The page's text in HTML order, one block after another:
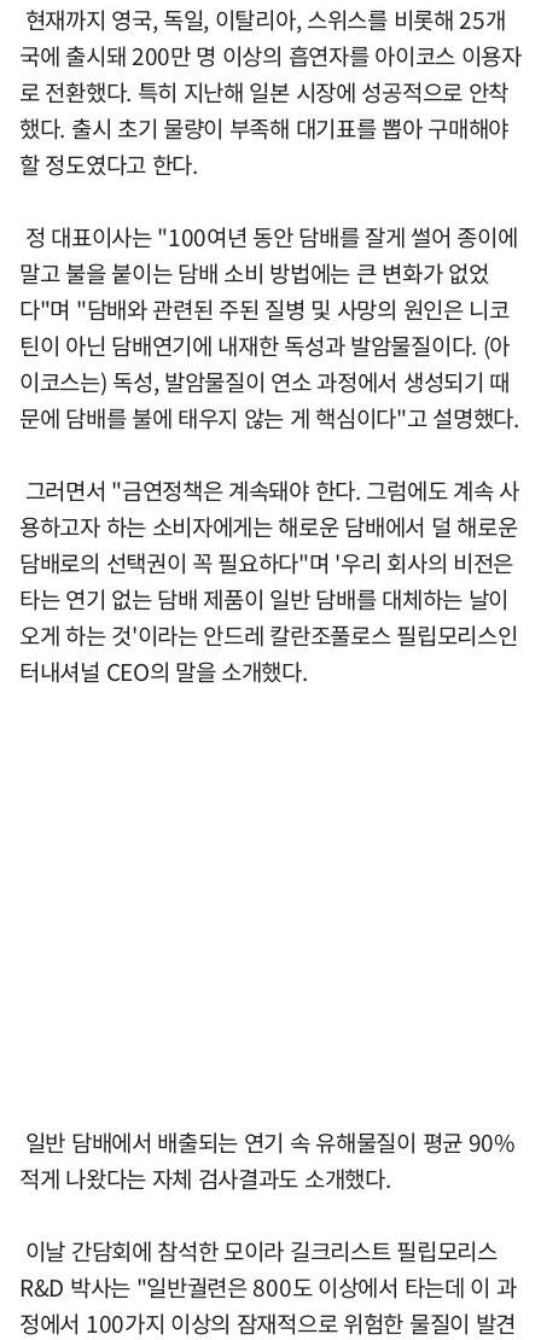
현재까지 영국, 독일, 이탈리아, 스위스를 비롯해 25개
국에 출시돼 200만 명 이상의 흡연자를 아이코스 이용자
로 전환했다. 특히 지난해 일본 시장에 성공적으로 안착
했다. 출시 초기 물량이 부족해 대기표를 뽑아 구매해야
할 정도였다고 한다.
정 대표이사는 "100여년 동안 담배를 잘게 썰어 종이에
말고 불을 붙이는 담배 소비 방법에는 큰 변화가 없었
다"며 "담배와 관련된 주된 질병 및 사망의 원인은 니코
틴이 아닌 담배연기에 내재한 독성과 발암물질이다. (아
이코스는) 독성, 발암물질이 연소 과정에서 생성되기 때
문에 담배를 불에 태우지 않는 게 핵심이다"고 설명했다.
그러면서 "금연정책은 계속돼야 한다. 그럼에도 계속 사
용하고자 하는 소비자에게는 해로운 담배에서 덜 해로운
담배로의 선택권이 꼭 필요하다"며 '우리 회사의 비전은
타는 연기 없는 담배 제품이 일반 담배를 대체하는 날이
오게 하는 것'이라는 안드레 칼란조풀로스 필립모리스인
터내셔널 CEO의 말을 소개했다.
일반 담배에서 배출되는 연기 속 유해물질이 평균 90%
적게 나왔다는 자체 검사결과도 소개했다.
이날 간담회에 참석한 모이라 길크리스트 필립모리스
R&D 박사는 "일반궐련은 800도 이상에서 타는데 이 과
정에서 100가지 이상의 잠재적으로 위험한 물질이 발견